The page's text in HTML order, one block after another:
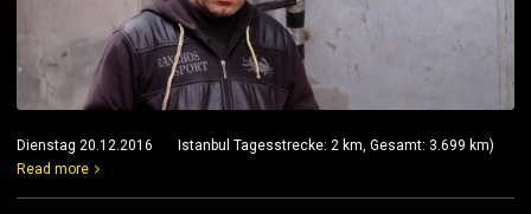
Dienstag 20.12.2016 Istanbul Tagesstrecke: 2 km, Gesamt: 3.699 km)
Read more